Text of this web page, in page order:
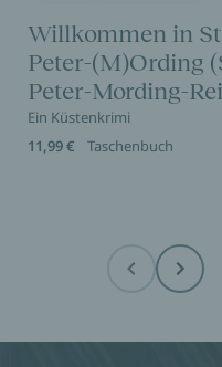
Willkommen in
Peter-(M)Ording
Peter-Mording-
Ein Küstenkrimi
11,99 €
Taschenbuch
Before Next